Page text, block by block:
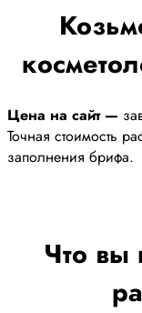
Цена на сайт —
Точная стоимость
заполнения брифа.
Что вы